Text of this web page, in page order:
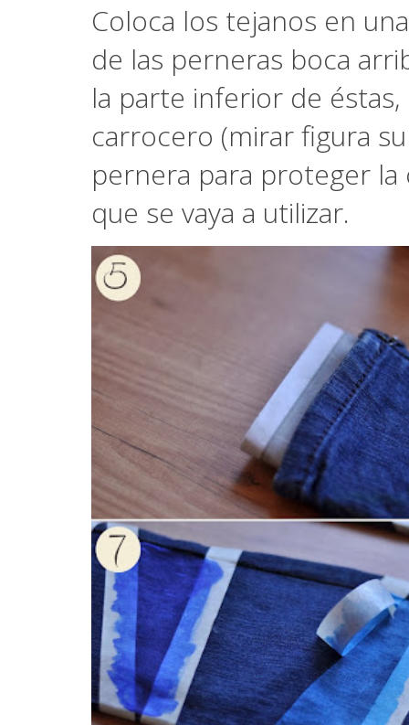
Coloca los tejanos en
de las perneras boca
la parte inferior de
carrocero (mirar figura
pernera para proteger
que se vaya a utilizar.